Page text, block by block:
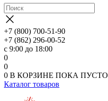
+7 (800) 700-51-90
+7 (862) 296-00-52
с 9:00 до 18:00
0
0
0 В КОРЗИНЕ ПОКА ПУСТО
Каталог товаров